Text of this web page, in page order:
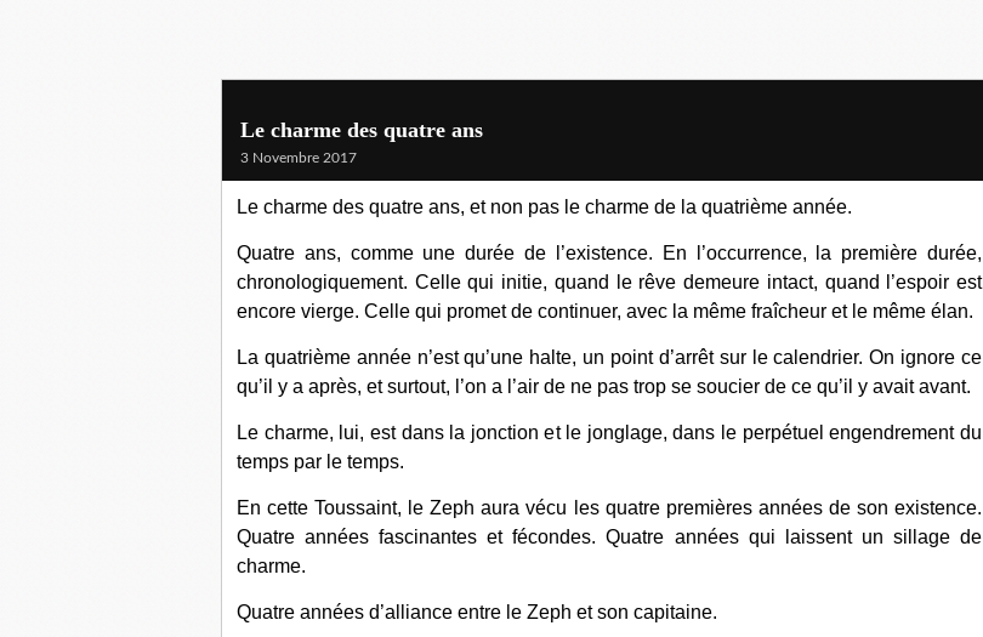
Le charme des quatre ans
3 Novembre 2017
Le charme des quatre ans, et non pas le charme de la quatrième année.
Quatre ans, comme une durée de l’existence. En l’occurrence, la première durée,
chronologiquement. Celle qui initie, quand le rêve demeure intact, quand l’espoir est
encore vierge. Celle qui promet de continuer, avec la même fraîcheur et le même élan.
La quatrième année n’est qu’une halte, un point d’arrêt sur le calendrier. On ignore ce
qu’il y a après, et surtout, l’on a l’air de ne pas trop se soucier de ce qu’il y avait avant.
Le charme, lui, est dans la jonction et le jonglage, dans le perpétuel engendrement du
temps par le temps.
En cette Toussaint, le Zeph aura vécu les quatre premières années de son existence.
Quatre années fascinantes et fécondes. Quatre années qui laissent un sillage de
charme.
Quatre années d’alliance entre le Zeph et son capitaine.